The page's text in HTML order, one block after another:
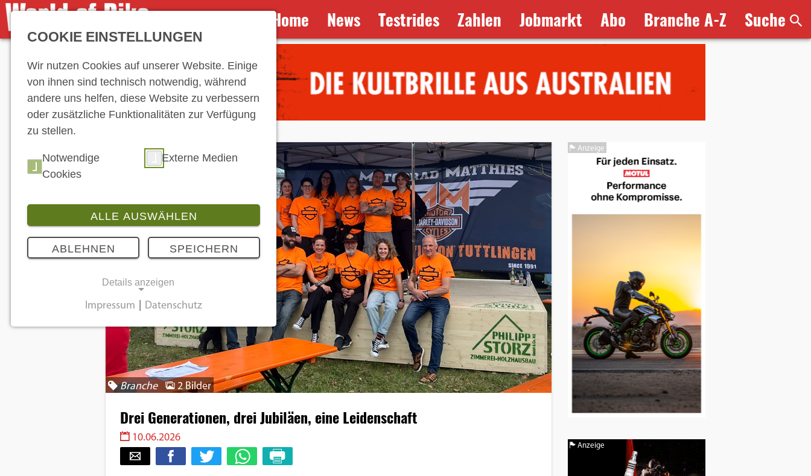
Home News Testrides Zahlen Jobmarkt Abo Branche A-Z Suche
Branche 2 Bilder
Drei Generationen, drei Jubiläen, eine Leidenschaft
10.06.2026
Anzeige
Anzeige
COOKIE EINSTELLUNGEN
Wir nutzen Cookies auf unserer Website. Einige
von ihnen sind technisch notwendig, während
andere uns helfen, diese Website zu verbessern
oder zusätzliche Funktionalitäten zur Verfügung
zu stellen.
Notwendige
Cookies
Externe Medien
ALLE AUSWÄHLEN
ABLEHNEN SPEICHERN
Details anzeigen
Notwendige Cookies ermöglichen
grundlegende Funktionen und sind für die
einwandfreie Funktion der Website
Einverständnis-Cookie
Impressum Datenschutz